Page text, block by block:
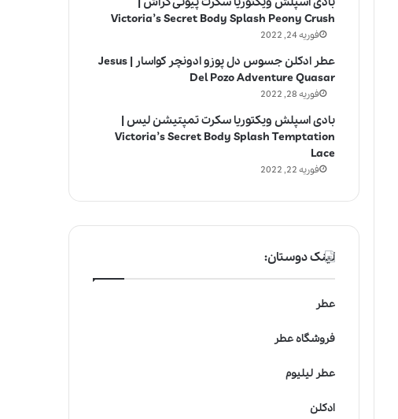
Victoria’s Secret Body Splash Peony Crush
فوریه 24, 2022
عطر ادکلن جسوس دل پوزو ادونچر کواسار | Jesus
Del Pozo Adventure Quasar
فوریه 28, 2022
بادی اسپلش ویکتوریا سکرت تمپتیشن لیس |
Victoria’s Secret Body Splash Temptation
Lace
فوریه 22, 2022
لینک دوستان:
عطر
فروشگاه عطر
عطر لیلیوم
ادکلن